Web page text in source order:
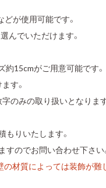
どが使用可能です。
んでいただけます。
約15cmがご用意可能です。
す。
のみの取り扱いとなります
りいたします。
のでお問い合わせ下さい
の材質によっては装飾が難